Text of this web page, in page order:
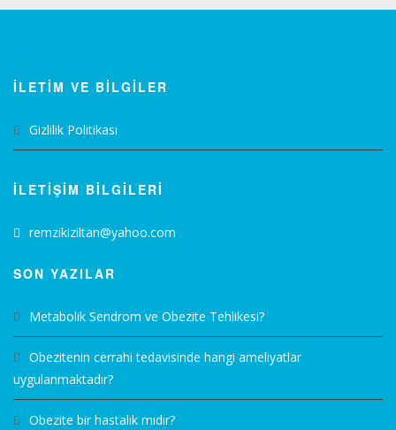
İLETİM VE BİLGİLER
Gizlilik Politikası
İLETİŞİM BİLGİLERİ
remzikiziltan@yahoo.com
SON YAZILAR
Metabolik Sendrom ve Obezite Tehlikesi?
Obezitenin cerrahi tedavisinde hangi ameliyatlar
uygulanmaktadır?
Obezite bir hastalık mıdır?